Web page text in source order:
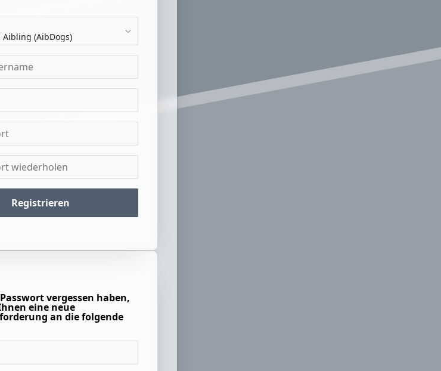
Registrieren
vergessen haben,
eine neue
an die folgende